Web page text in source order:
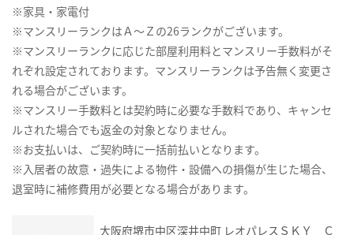
※家具・家電付
※マンスリーランクはＡ～Ｚの26ランクがございます。
※マンスリーランクに応じた部屋利用料とマンスリー手数料がそ
れぞれ設定されております。マンスリーランクは予告無く変更さ
れる場合がございます。
※マンスリー手数料とは契約時に必要な手数料であり、キャンセ
ルされた場合でも返金の対象となりません。
※お支払いは、ご契約時に一括前払いとなります。
※入居者の故意・過失による物件・設備への損傷が生じた場合、
退室時に補修費用が必要となる場合があります。
大阪府堺市中区深井中町 レオパレスＳＫＹ Ｃ